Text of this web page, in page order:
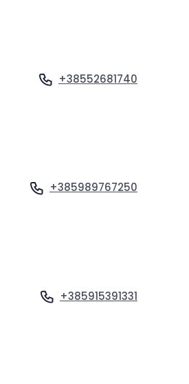
+38552681740
+385989767250
+385915391331